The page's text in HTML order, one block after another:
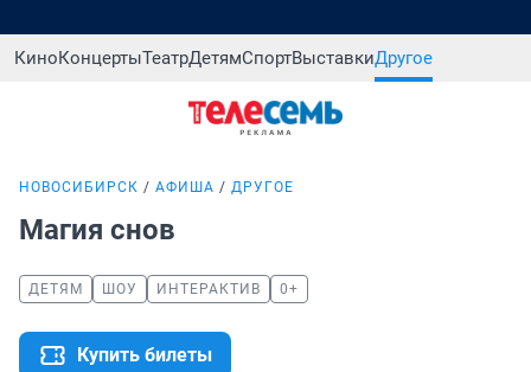
КиноКонцертыТеатрДетямСпортВыставкиДругое
НОВОСИБИРСК АФИША ДРУГОЕ
Магия снов
ДЕТЯМ ШОУ ИНТЕРАКТИВ 0+
Купить билеты